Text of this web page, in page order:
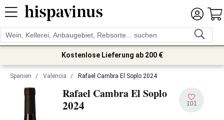
Kostenlose Lieferung ab 200 €
Spanien / Valencia / Rafael Cambra El Soplo 2024
Rafael Cambra El Soplo
2024 101